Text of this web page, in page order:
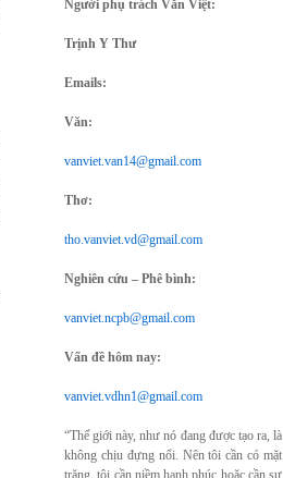
Người phụ trách Văn Việt:
Trịnh Y Thư
Emails:
Văn:
vanviet.van14@gmail.com
Thơ:
tho.vanviet.vd@gmail.com
Nghiên cứu – Phê bình:
vanviet.ncpb@gmail.com
Vấn đề hôm nay:
vanviet.vdhn1@gmail.com
“Thế giới này, như nó đang được tạo ra, là
không chịu đựng nổi. Nên tôi cần có mặt
trăng, tôi cần niềm hạnh phúc hoặc cần sự